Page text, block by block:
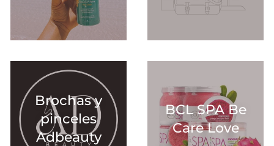
Brochas y
pinceles
Adbeauty
BCL SPA Be
Care Love